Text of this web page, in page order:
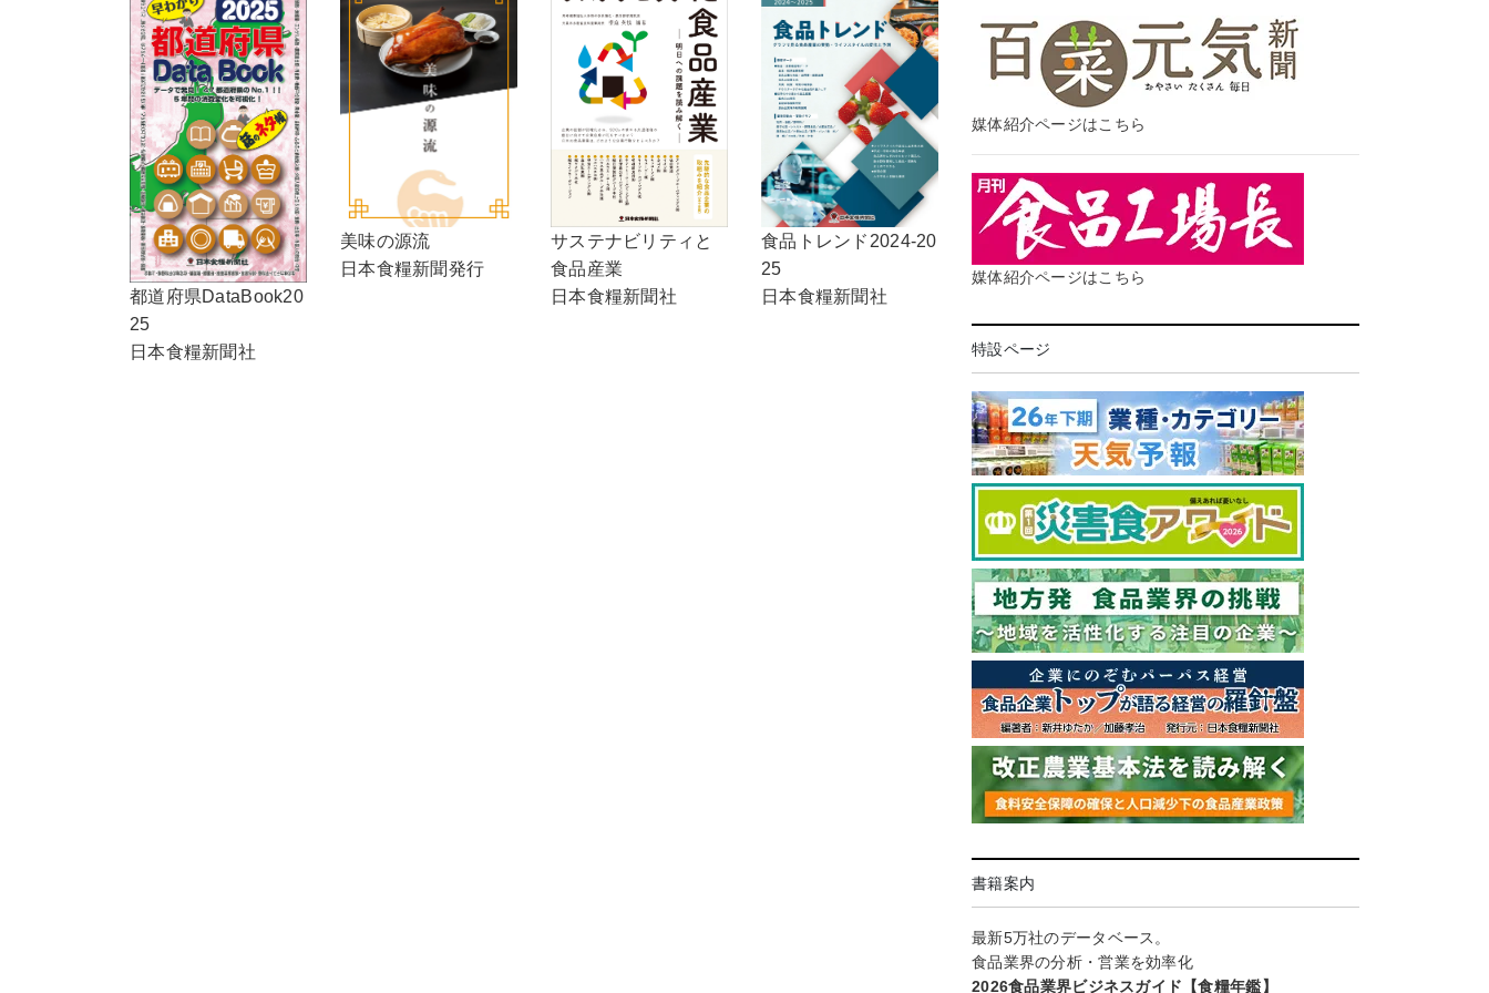
都道府県DataBook20
25
日本食糧新聞社
美味の源流
日本食糧新聞発行
サステナビリティと
食品産業
日本食糧新聞社
食品トレンド2024-20
25
日本食糧新聞社
媒体紹介ページはこちら
媒体紹介ページはこちら
特設ページ
書籍案内
最新5万社のデータベース。
食品業界の分析・営業を効率化
2026食品業界ビジネスガイド【食糧年鑑】